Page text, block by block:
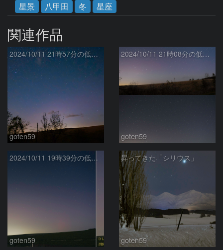
星景
八甲田 冬 星座
関連作品
2024/10/11 21時57分の低緯度オーロラ（美瑛町白金模範牧場付近）
goten59
2024/10/11 21時08分の低緯度オーロラ（美瑛町白金模範牧場付近）
goten59
2024/10/11 19時39分の低緯度オーロラ（美瑛町）
goten59
昇ってきた「シリウス」
goten59